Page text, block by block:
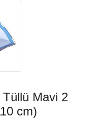
Mavi 2
cm)